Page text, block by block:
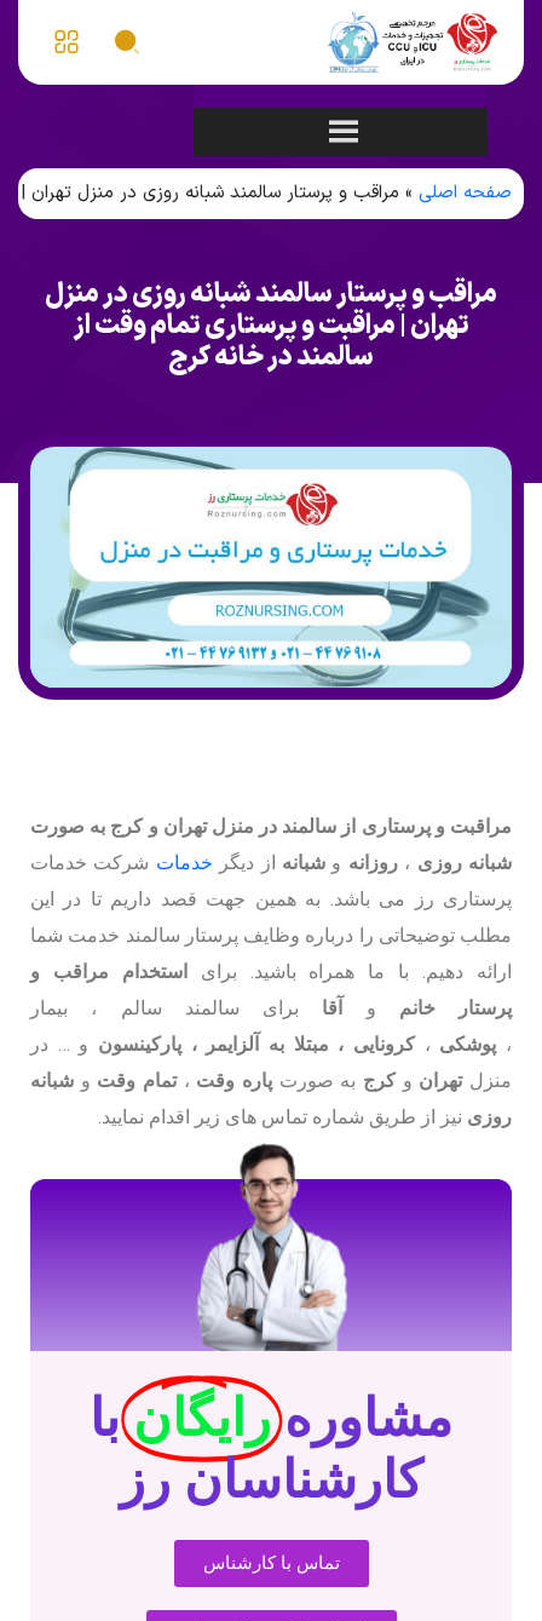
صفحه اصلی » مراقب و پرستار سالمند شبانه روزی در منزل تهران |
مراقب و پرستار سالمند شبانه روزی در منزل
تهران | مراقبت و پرستاری تمام وقت از
سالمند در خانه کرج
مراقبت و پرستاری از سالمند در منزل تهران و کرج به صورت
شبانه روزی ،روزانه و شبانه از دیگر خدمات شرکت خدمات
پرستاری رز می باشد. به همین جهت قصد داریم تا در این
مطلب توضیحاتی را درباره وظایف پرستار سالمند خدمت شما
ارائه دهیم. با ما همراه باشید. برای استخدام مراقب و
پرستار
خانم و آقا برای سالمند سالم ، بیمار
، پوشکی ،کرونایی ، مبتلا به آلزایمر ، پارکینسون و … در
منزلتهران وکرج به صورت پاره وقت ،تمام وقت و شبانه
روزی نیز از طریق شماره تماس های زیر اقدام نمایید.
مشاوره رایگان با
کارشناسان رز
تماس با کارشناس